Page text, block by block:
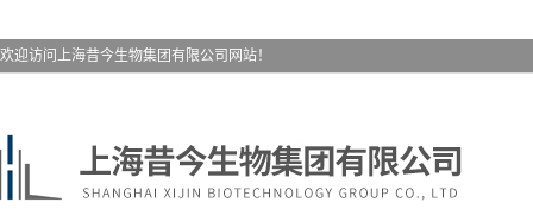
欢迎访问上海昔今生物集团有限公司网站！